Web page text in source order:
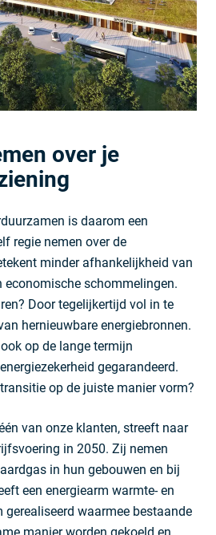
over je
is daarom een
regie nemen over de
minder afhankelijkheid van
economische schommelingen.
Door tegelijkertijd vol in te
hernieuwbare energiebronnen.
op de lange termijn
gegarandeerd.
op de juiste manier vorm?
van onze klanten, streeft naar
in 2050. Zij nemen
in hun gebouwen en bij
een energiearm warmte- en
gerealiseerd waarmee bestaande